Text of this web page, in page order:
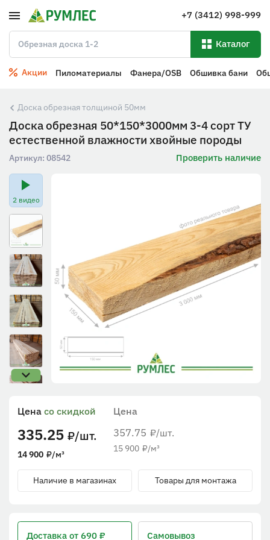
+7 (3412) 998-999
Каталог
Акции Пиломатериалы Фанера/OSB Обшивка бани
Доска обрезная толщиной 50мм
Доска обрезная 50*150*3000мм 3-4 сорт ТУ
естественной влажности хвойные породы
Артикул: 08542 Проверить наличие
2 видео
Цена
357.75 ₽/шт.
15 900 ₽/м³
Цена со скидкой
335.25 ₽/шт.
14 900 ₽/м³
Наличие в магазинах Товары для монтажа
Доставка от 690 ₽ Самовывоз